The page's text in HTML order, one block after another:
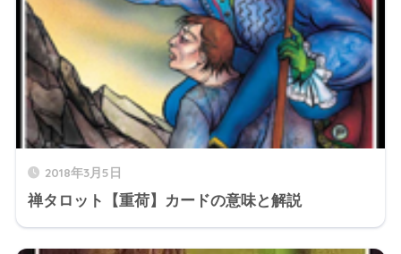
2018年3月5日
禅タロット【重荷】カードの意味と解説